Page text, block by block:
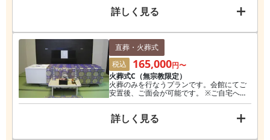
への登録および、資料請求割引券5,000円を
利用した際の価格です。
詳しく見る
直葬・火葬式
税込
165,000円〜
火葬式C（無宗教限定）
火葬のみを行なうプランです。会館にてご
安置後、ご面会が可能です。 ※ご自宅への
ご安置が可能です。 ※役所の手続き代行も
す。
詳しく見る